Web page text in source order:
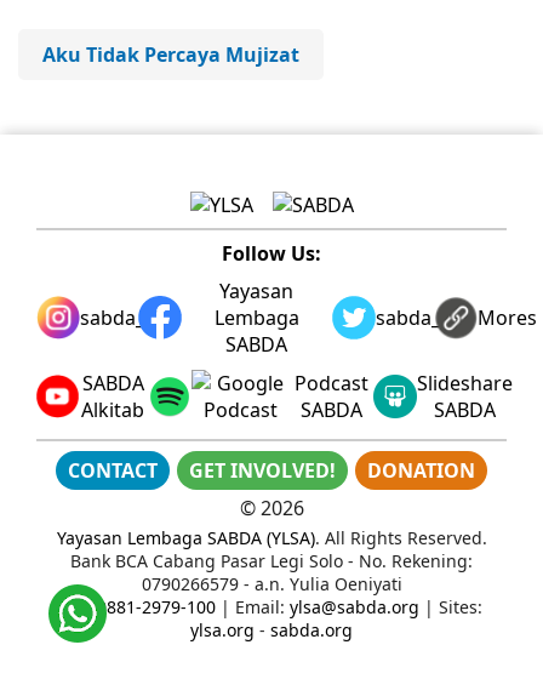
Aku Tidak Percaya Mujizat
Follow Us:
sabda_ylsa
Yayasan
Lembaga
SABDA
sabda_ylsaMores
SABDA
Alkitab
Podcast
SABDA
Slideshare
SABDA
CONTACT GET INVOLVED!
DONATION
©2026
Yayasan Lembaga SABDA (YLSA). All Rights Reserved.
Bank BCA Cabang Pasar Legi Solo - No. Rekening:
0790266579 - a.n. Yulia Oeniyati
WA:0881-2979-100| Email: ylsa@sabda.org | Sites:
ylsa.org - sabda.org